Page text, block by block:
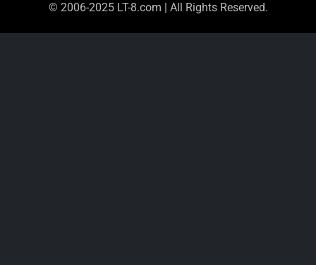
© 2006-2025 LT-8.com | All Rights Reserved.